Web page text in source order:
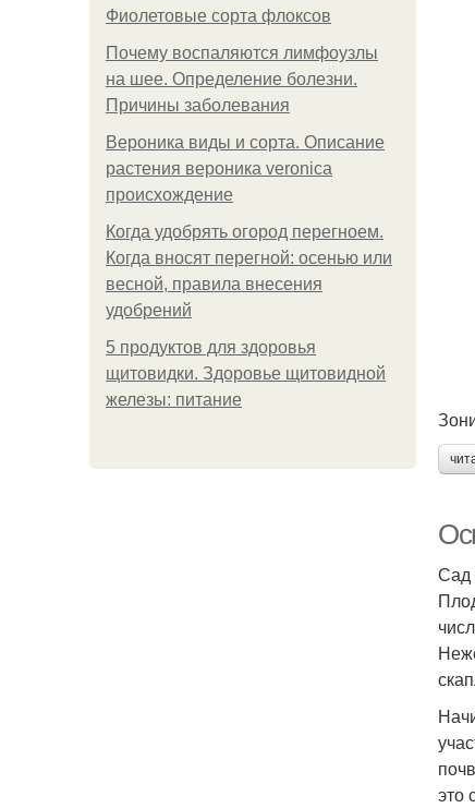
Фиолетовые сорта флоксов
Почему воспаляются лимфоузлы
на шее. Определение болезни.
Причины заболевания
Вероника виды и сорта. Описание
растения вероника veronica
происхождение
Когда удобрять огород перегноем.
Когда вносят перегной: осенью или
весной, правила внесения
удобрений
5 продуктов для здоровья
щитовидки. Здоровье щитовидной
железы: питание
Сад
это